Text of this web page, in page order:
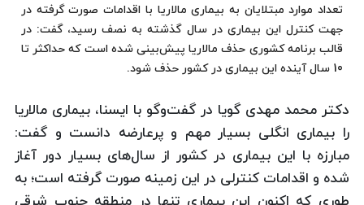
تعداد موارد مبتلایان به بیماری مالاریا با اقدامات صورت گرفته در
جهت كنترل این بیماری در سال گذشته به نصف رسید، گفت: در
قالب برنامه كشوری حذف مالاریا پیش‌بینی شده است كه حداكثر تا
10 سال آینده این بیماری در كشور حذف شود.
دكتر محمد مهدی گویا در گفت‌وگو با ایسنا، بیماری مالاریا
را بیماری انگلی بسیار مهم و پرعارضه دانست و گفت:
مبارزه با این بیماری در كشور از سال‌های بسیار دور آغاز
شده و اقدامات كنترلی در این زمینه صورت گرفته است؛ به